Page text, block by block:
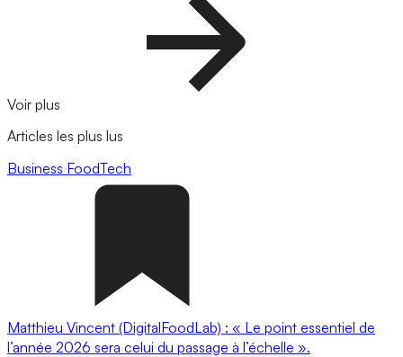
Voir plus
Articles les plus lus
Business FoodTech
Matthieu Vincent (DigitalFoodLab) : « Le point essentiel de
l’année 2026 sera celui du passage à l’échelle ».